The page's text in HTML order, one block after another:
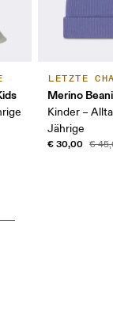
LETZTE
Merino
Kinder –
Jährige
€ 30,00 €